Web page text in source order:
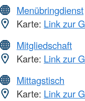
Menübringdienst
Karte: Link zur
Mitgliedschaft
Karte: Link zur
Mittagstisch
Karte: Link zur